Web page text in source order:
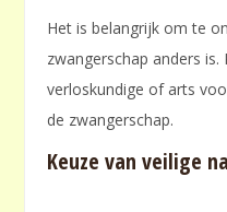
Het is belangrijk om te
zwangerschap anders is.
verloskundige of arts
de zwangerschap.
Keuze van veilige